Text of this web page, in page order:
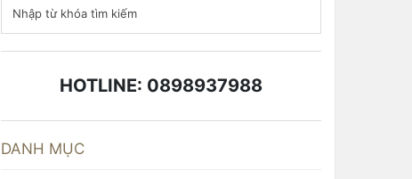
HOTLINE: 0898937988
DANH MỤC